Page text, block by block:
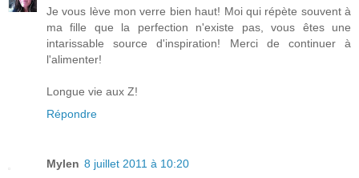
Je vous lève mon verre bien haut! Moi qui répète souvent à
ma fille que la perfection n'existe pas, vous êtes une
intarissable source d'inspiration! Merci de continuer à
l'alimenter!
Longue vie aux Z!
Répondre
Mylen 8 juillet 2011 à 10:20